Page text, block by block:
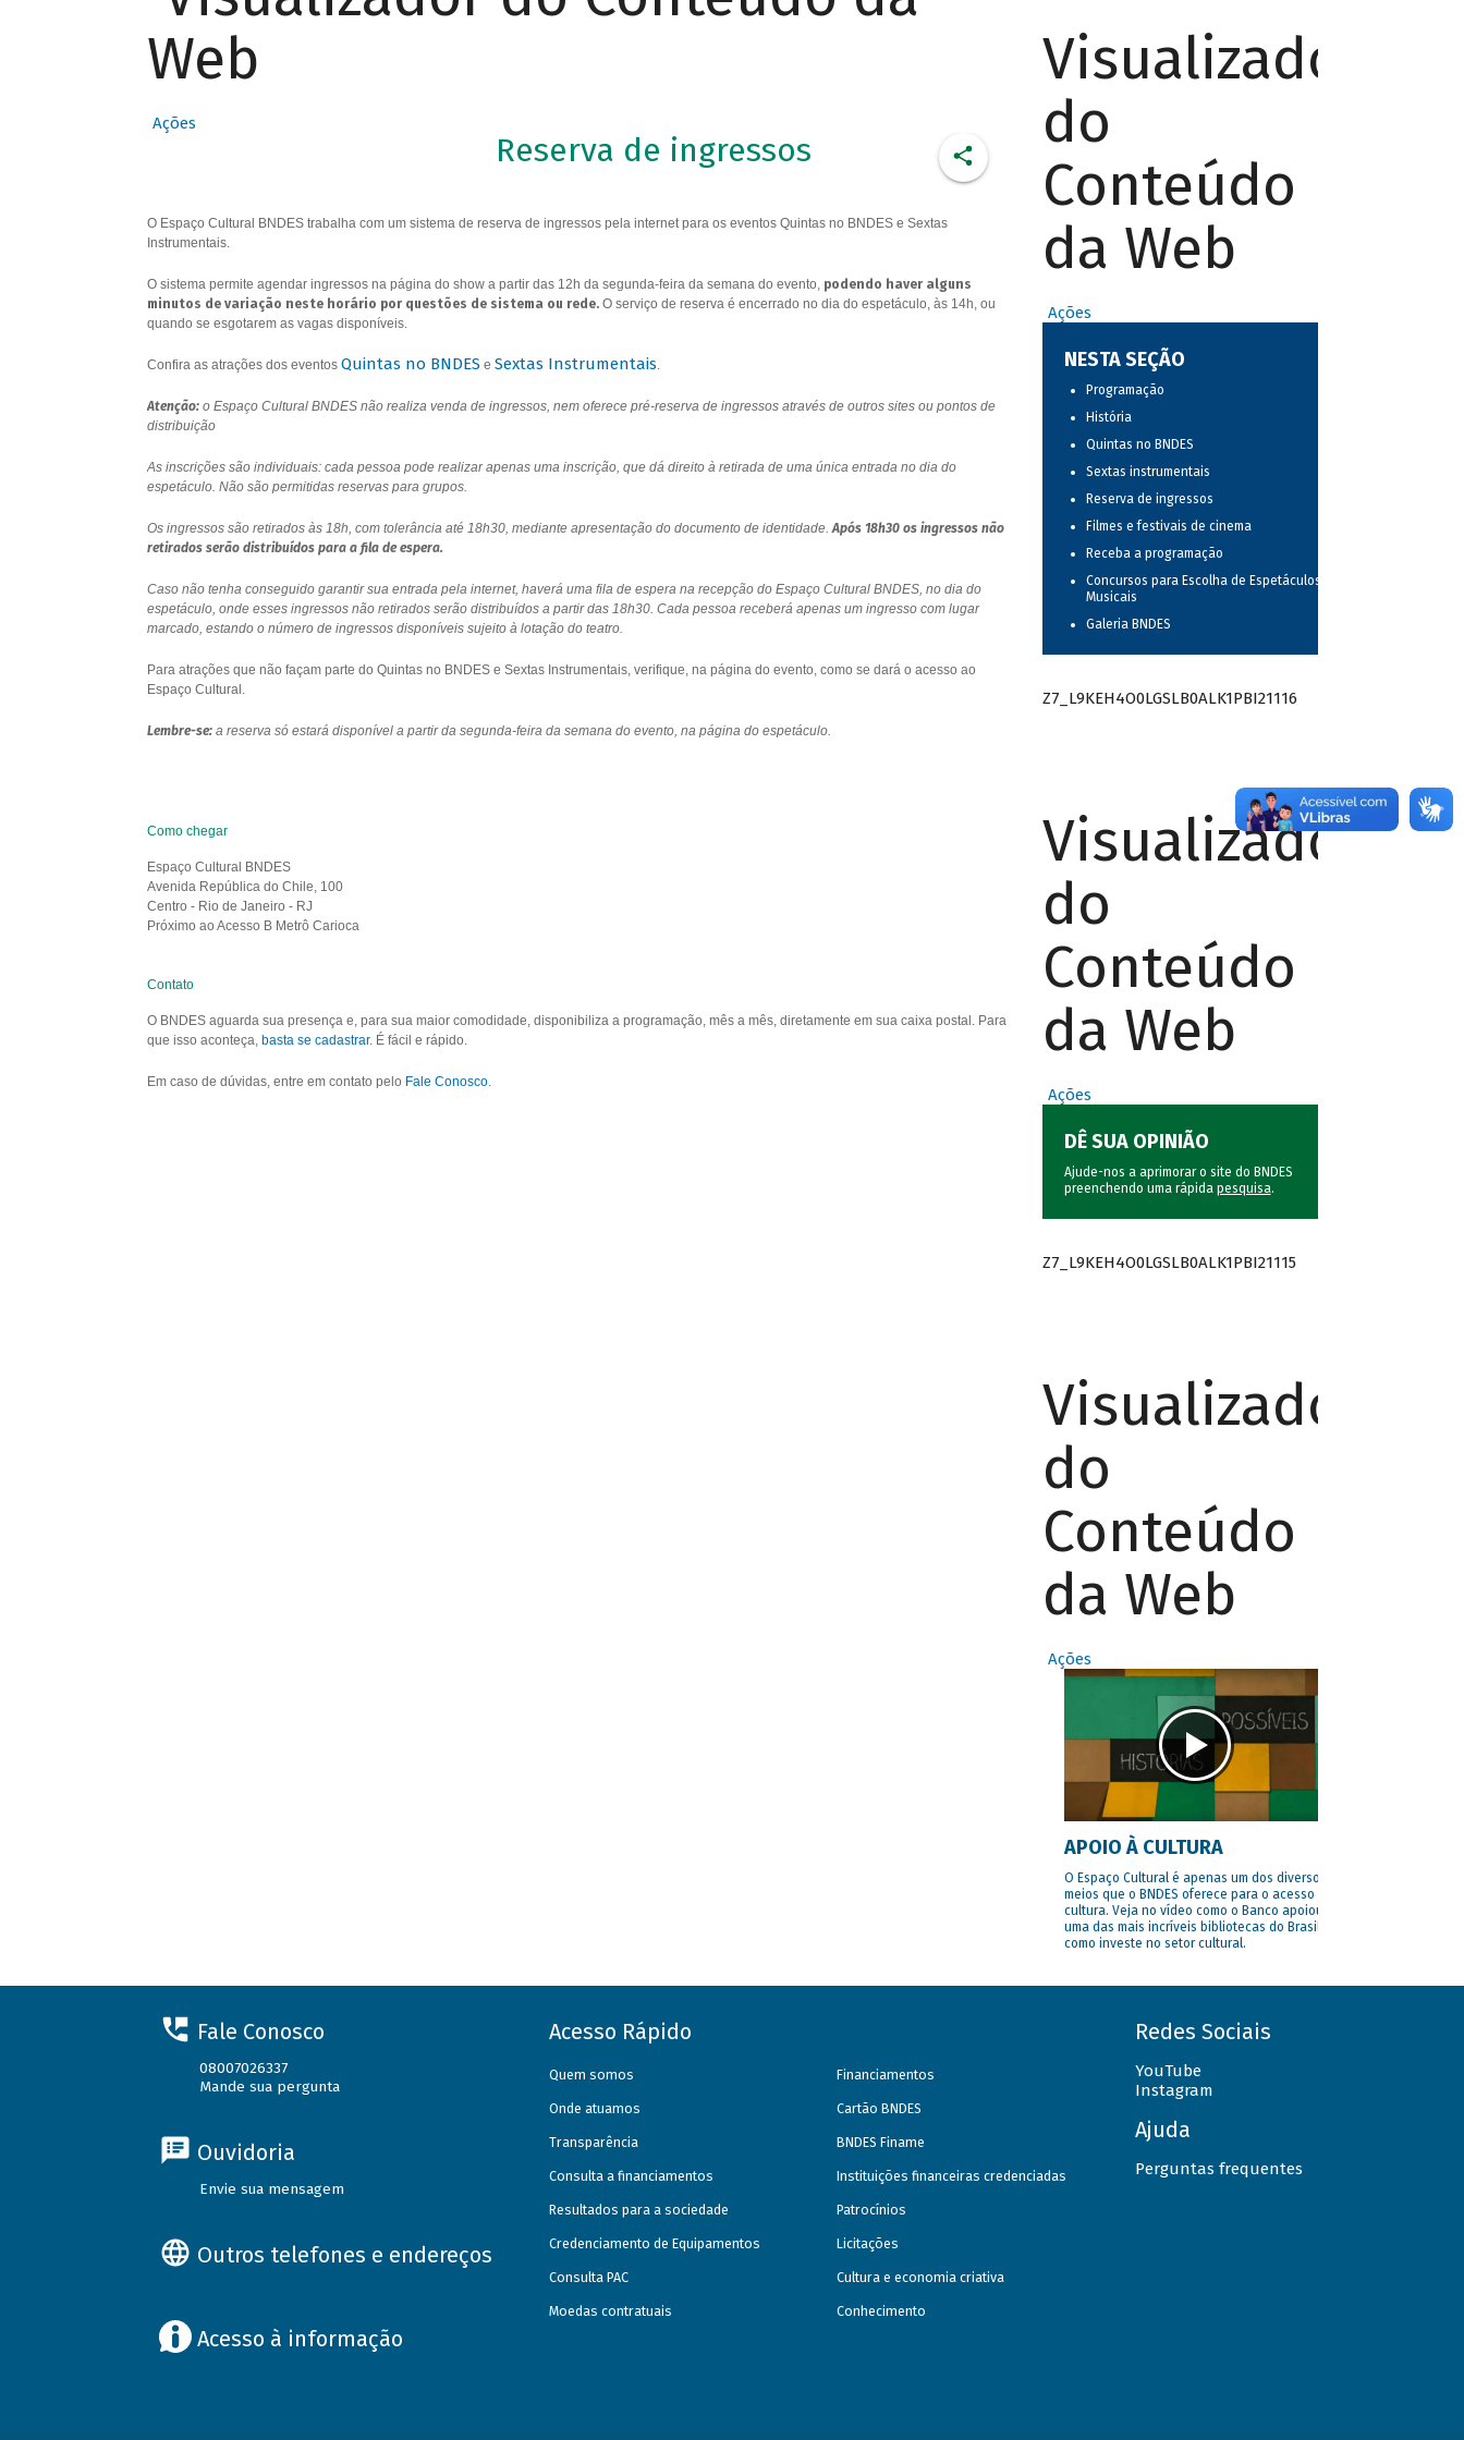
Web
Ações
Reserva de ingressos
O Espaço Cultural BNDES trabalha com um sistema de reserva de ingressos pela internet para os eventos Quintas no BNDES e Sextas
Instrumentais.
O sistema permite agendar ingressos na página do show a partir das 12h da segunda-feira da semana do evento, podendo haver alguns
minutos de variação neste horário por questões de sistema ou rede.O serviço de reserva é encerrado no dia do espetáculo, às 14h, ou
quando se esgotarem as vagas disponíveis.
Confira as atrações dos eventos Quintas no BNDES e Sextas Instrumentais.
Atenção:o Espaço Cultural BNDES não realiza venda de ingressos, nem oferece pré-reserva de ingressos através de outros sites ou pontos de
distribuição
As inscrições são individuais: cada pessoa pode realizar apenas uma inscrição, que dá direito à retirada de uma única entrada no dia do
espetáculo. Não são permitidas reservas para grupos.
Os ingressos são retirados às 18h, com tolerância até 18h30, mediante apresentação do documento de identidade.Após 18h30 os ingressos não
retirados serão distribuídos para a fila de espera.
Caso não tenha conseguido garantir sua entrada pela internet, haverá uma fila de espera na recepção do Espaço Cultural BNDES, no dia do
espetáculo, onde esses ingressos não retirados serão distribuídos a partir das 18h30. Cada pessoa receberá apenas um ingresso com lugar
marcado, estando o número de ingressos disponíveis sujeito à lotação do teatro.
Para atrações que não façam parte do Quintas no BNDES e Sextas Instrumentais, verifique, na página do evento, como se dará o acesso ao
Espaço Cultural.
Lembre-se:a reserva só estará disponível a partir da segunda-feira da semana do evento, na página do espetáculo.
Como chegar
Espaço Cultural BNDES
Avenida República do Chile, 100
Centro - Rio de Janeiro - RJ
Próximo ao Acesso B Metrô Carioca
Contato
O BNDES aguarda sua presença e, para sua maior comodidade, disponibiliza a programação, mês a mês, diretamente em sua caixa postal. Para
que isso aconteça, basta se cadastrar. É fácil e rápido.
Em caso de dúvidas, entre em contato pelo Fale Conosco.
Visualizador
do
Conteúdo
da Web
Ações
NESTA SEÇÃO
Programação
História
Quintas no BNDES
Sextas instrumentais
Reserva de ingressos
Filmes e festivais de cinema
Receba a programação
Concursos para Escolha de Espetáculos
Musicais
Galeria BNDES
Z7_L9KEH4O0LGSLB0ALK1PBI21116
Visualizador
do
Conteúdo
da Web
Ações
DÊ SUA OPINIÃO
Ajude-nos a aprimorar o site do BNDES
preenchendo uma rápida pesquisa.
Z7_L9KEH4O0LGSLB0ALK1PBI21115
Visualizador
do
Conteúdo
da Web
Ações
APOIO À CULTURA
O Espaço Cultural é apenas um dos diversos
meios que o BNDES oferece para o acesso à
cultura. Veja no vídeo como o Banco apoiou
uma das mais incríveis bibliotecas do Brasil e
como investe no setor cultural.
Fale Conosco
08007026337
Mande sua pergunta
Ouvidoria
Envie sua mensagem
Outros telefones e endereços
Acesso à informação
Acesso Rápido
Quem somos
Onde atuamos
Transparência
Consulta a financiamentos
Resultados para a sociedade
Credenciamento de Equipamentos
Consulta PAC
Moedas contratuais
Financiamentos
Cartão BNDES
BNDES Finame
Instituições financeiras credenciadas
Patrocínios
Licitações
Cultura e economia criativa
Conhecimento
Redes Sociais
YouTube
Instagram
Ajuda
Perguntas frequentes